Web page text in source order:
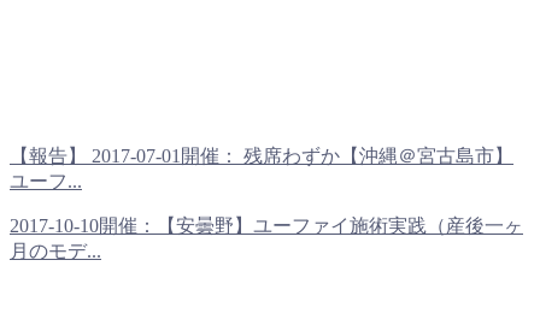
【報告】 2017-07-01開催： 残席わずか【沖縄＠宮古島市】
ユーフ...
2017-10-10開催：【安曇野】ユーファイ施術実践（産後一ヶ
月のモデ...